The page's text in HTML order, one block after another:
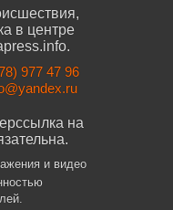
в центре
977 47 96
на
и видео